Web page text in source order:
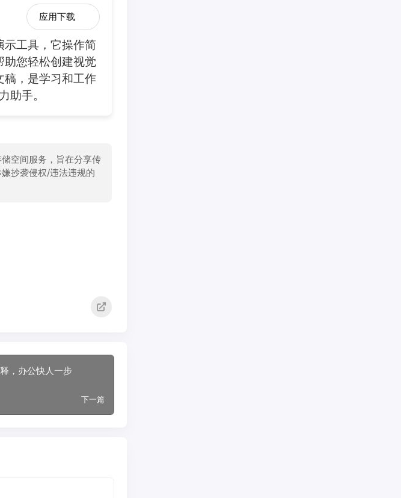
应用下载
工具，它操作简
助您轻松创建视觉
稿，是学习和工作
助手。
空间服务，旨在分享传
抄袭侵权/违法违规的
，办公快人一步
下一篇